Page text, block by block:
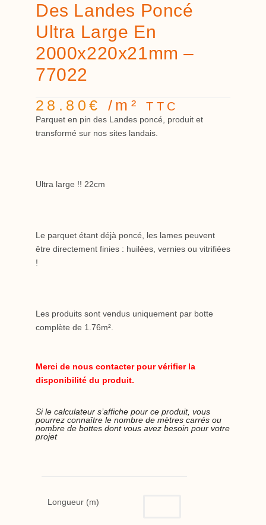
Des Landes Poncé
Ultra Large En
2000x220x21mm –
77022
28.80 € /m²TTC
Parquet en pin des Landes poncé, produit et
transformé sur nos sites landais.
Ultra large !! 22cm
Le parquet étant déjà poncé, les lames peuvent
être directement finies : huilées, vernies ou vitrifiées
!
Les produits sont vendus uniquement par botte
complète de 1.76m².
Merci de nous contacter pour vérifier la
disponibilité du produit.
Si le calculateur s’affiche pour ce produit, vous
pourrez connaître le nombre de mètres carrés ou
nombre de bottes dont vous avez besoin pour votre
projet
Longueur (m)